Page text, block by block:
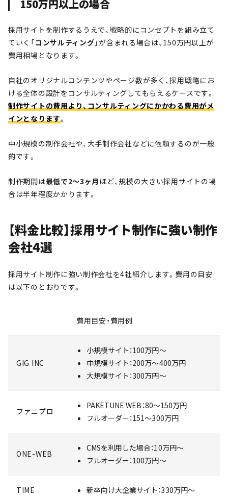
150万円以上の場合
採用サイトを制作するうえで、戦略的にコンセプトを組み立て
ていく「コンサルティング」が含まれる場合は、150万円以上が
費用相場となります。
自社のオリジナルコンテンツやページ数が多く、採用戦略にお
ける全体の設計をコンサルティングしてもらえるケースです。
制作サイトの費用より、コンサルティングにかかわる費用がメ
インとなります。
中小規模の制作会社や、大手制作会社などに依頼するのが一般
的です。
制作期間は最低で2〜3ヶ月 ほど、規模の大きい採用サイトの場
合は半年程度かかります。
【料金比較】採用サイト制作に強い制作
会社4選
採用サイト制作に強い制作会社を4社紹介します。費用の目安
は以下のとおりです。
費用目安・費用例
GIG INC
小規模サイト：100万円〜
中規模サイト：200万〜400万円
大規模サイト：300万円〜
ファニプロ
PAKETUNE WEB：80〜150万円
フルオーダー：151〜300万円
ONE-WEB
CMSを利用した場合：10万円〜
フルオーダー：100万円〜
TIME
新卒向け大企業サイト：330万円〜